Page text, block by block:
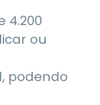
4.200
ou
podendo